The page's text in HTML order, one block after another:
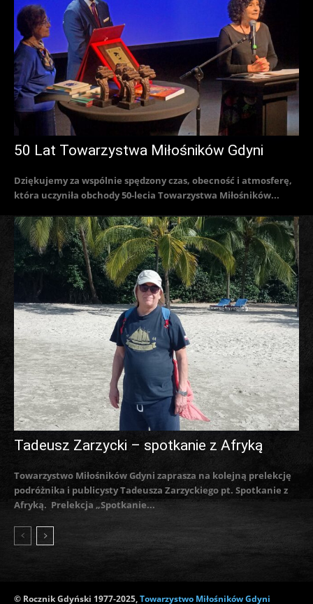
50 Lat Towarzystwa Miłośników Gdyni
Dziękujemy za wspólnie spędzony czas, obecność i atmosferę,
która uczyniła obchody 50-lecia Towarzystwa Miłośników...
Tadeusz Zarzycki – spotkanie z Afryką
Towarzystwo Miłośników Gdyni zaprasza na kolejną prelekcję
podróżnika i publicysty Tadeusza Zarzyckiego pt. Spotkanie z
Afryką. Prelekcja „Spotkanie...
© Rocznik Gdyński 1977-2025,Towarzystwo Miłośników Gdyni